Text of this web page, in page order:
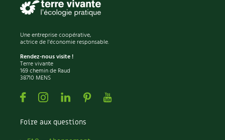
Pesticides
Petits pois
Piment
Pissenlit
Pizza
Plantes
Plantes d'extérieur
Plantes d'intérieur
Plantes médicinales
Plantes sauvages
Plants
Une entreprise coopérative,
actrice de l'économie responsable.
Rendez-nous visite !
Terre vivante
169 chemin de Raud
38710 MENS
FacebookInstagramLinkedin
PinterestYoutube
Foire aux questions